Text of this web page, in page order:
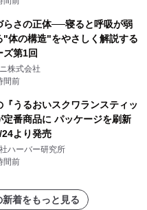
らさの正体──寝ると呼吸が弱
"体の構造"をやさしく解説する
ズ第1回
株式会社
間前
『うるおいスクワランスティッ
定番商品に パッケージを刷新
24より発売
ハーバー研究所
間前
着をもっと見る